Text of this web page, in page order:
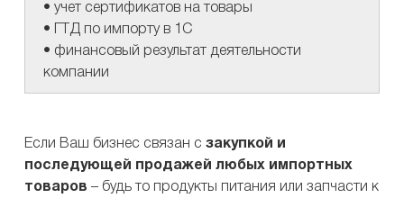
• учет сертификатов на товары
• ГТД по импорту в 1С
• финансовый результат деятельности
компании
Если Ваш бизнес связан с закупкой и
последующей продажей любых импортных
товаров – будь то продукты питания или запчасти к